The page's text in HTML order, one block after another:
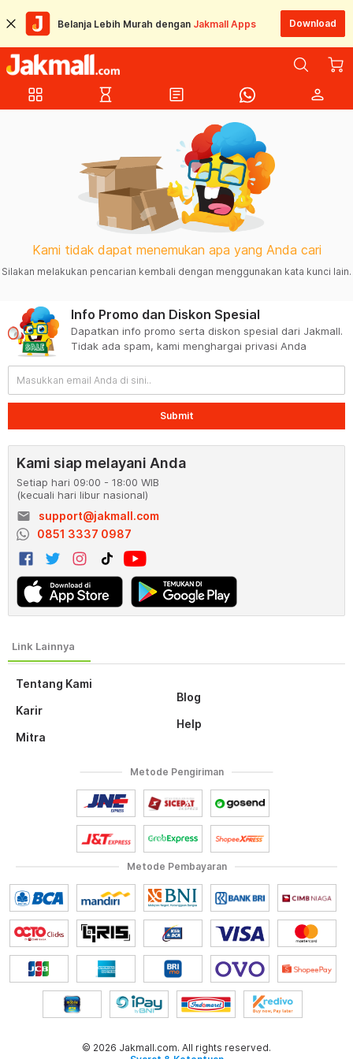
Belanja Lebih Murah dengan Jakmall Apps Download
grid_view hourglass_empty article person
Kami tidak dapat menemukan apa yang Anda cari
Silakan melakukan pencarian kembali dengan menggunakan kata kunci lain.
Tentang Kami
Karir
Mitra
Blog
Help
Info Promo dan Diskon Spesial
Dapatkan info promo serta diskon spesial dari Jakmall.
Tidak ada spam, kami menghargai privasi Anda
Submit
Kami siap melayani Anda
Setiap hari 09:00 - 18:00 WIB
(kecuali hari libur nasional)
email
support@jakmall.com
0851 3337 0987
Metode Pembayaran
Metode Pengiriman
© 2026 Jakmall.com. All rights reserved.